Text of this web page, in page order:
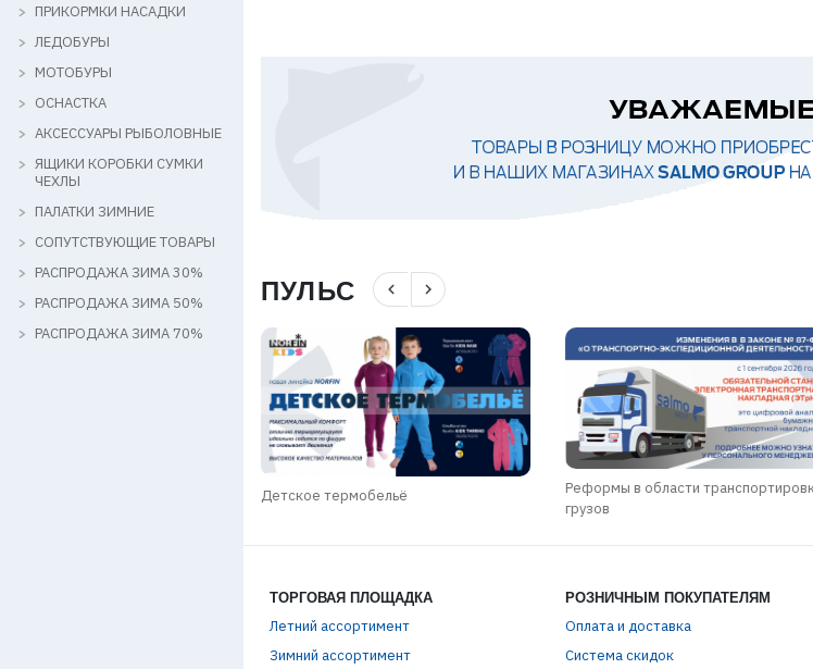
ПРИКОРМКИ НАСАДКИ
ЛЕДОБУРЫ
МОТОБУРЫ
ОСНАСТКА
АКСЕССУАРЫ РЫБОЛОВНЫЕ
ЯЩИКИ КОРОБКИ СУМКИ
ЧЕХЛЫ
ПАЛАТКИ ЗИМНИЕ
СОПУТСТВУЮЩИЕ ТОВАРЫ
РАСПРОДАЖА ЗИМА 30%
РАСПРОДАЖА ЗИМА 50%
РАСПРОДАЖА ЗИМА 70%
ПУЛЬС navigate_before navigate_next
Детское термобельё
Реформы в области
грузов
ТОРГОВАЯ ПЛОЩАДКА
Летний ассортимент
Зимний ассортимент
РОЗНИЧНЫМ ПОКУПАТЕЛЯМ
Оплата и доставка
Система скидок